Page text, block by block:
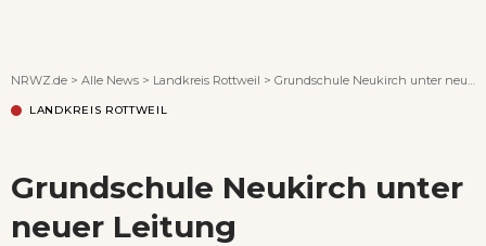
NRWZ.de > Alle News > Landkreis Rottweil > Grundschule Neukirch unter neuer Leitung
LANDKREIS ROTTWEIL
Grundschule Neukirch unter
neuer Leitung